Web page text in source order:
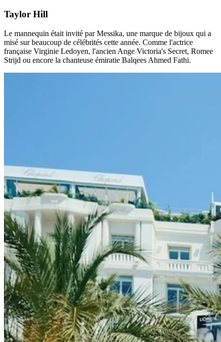
Taylor Hill
Le mannequin était invité par Messika, une marque de bijoux qui a
misé sur beaucoup de célébrités cette année. Comme l'actrice
française Virginie Ledoyen, l'ancien Ange Victoria's Secret, Romee
Strijd ou encore la chanteuse émiratie Balqees Ahmed Fathi.